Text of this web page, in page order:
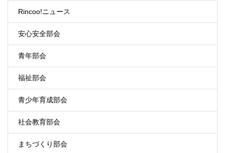
Rincoo!ニュース
安心安全部会
青年部会
福祉部会
青少年育成部会
社会教育部会
まちづくり部会